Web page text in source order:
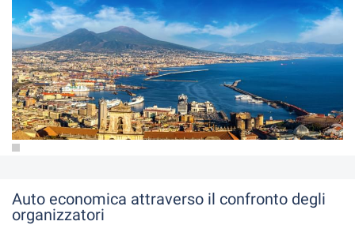
Auto economica attraverso il confronto degli
organizzatori